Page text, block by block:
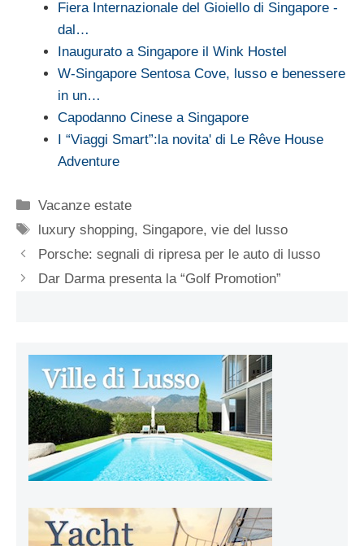
Fiera Internazionale del Gioiello di Singapore -
dal…
Inaugurato a Singapore il Wink Hostel
W-Singapore Sentosa Cove, lusso e benessere
in un…
Capodanno Cinese a Singapore
I “Viaggi Smart”:la novita' di Le Rêve House
Adventure
Categorie
Vacanze estate
Tag
luxury shopping, Singapore,vie del lusso
Porsche: segnali di ripresa per le auto di lusso
Dar Darma presenta la “Golf Promotion”